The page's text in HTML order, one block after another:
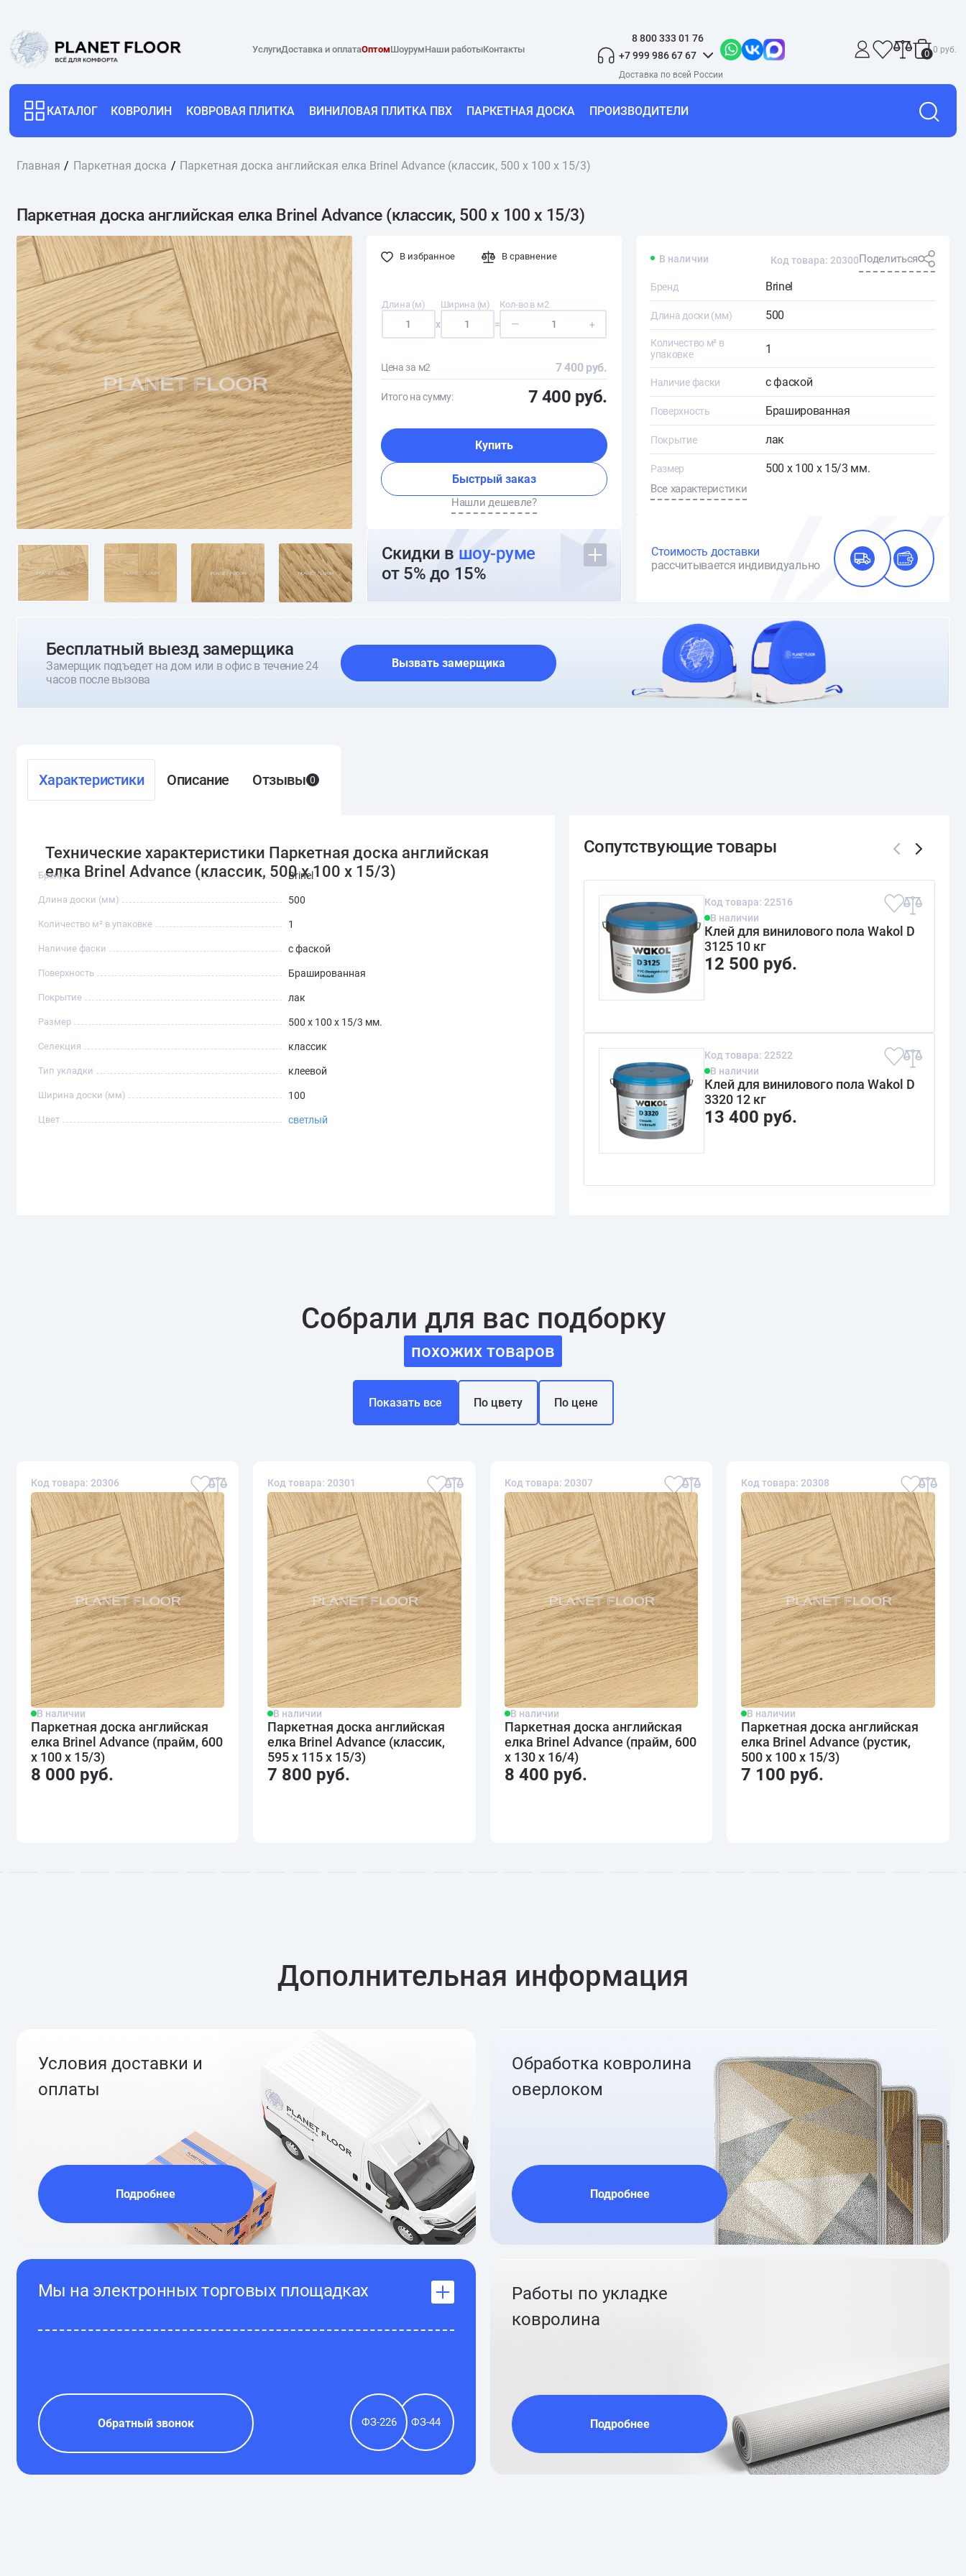
УслугиДоставка и оплатаОптомШоурумНаши работыКонтакты
8 800 333 01 76
+7 999 986 67 67
0 0 руб.
КАТАЛОГ КОВРОЛИН КОВРОВАЯ ПЛИТКА ВИНИЛОВАЯ ПЛИТКА ПВХ ПАРКЕТНАЯ ДОСКА ПРОИЗВОДИТЕЛИ
Главная Паркетная доска Паркетная доска английская елка Brinel Advance (классик, 500 х 100 х 15/3)
Паркетная доска английская елка Brinel Advance (классик, 500 х 100 х 15/3)
В избранное В сравнение
Длина (м)
x
Ширина (м)
=
Кол-во в м2
— +
Цена за м2 7 400 руб.
Итого на сумму: 7 400 руб.
Купить
Быстрый заказ
Нашли дешевле?
Скидки в шоу-руме
от 5% до 15%
В наличии Код товара: 20300Поделиться
Бренд Brinel
Длина доски (мм) 500
Количество м² в
упаковке
1
Наличие фаски с фаской
Поверхность Брашированная
Покрытие лак
Размер 500 х 100 х 15/3 мм.
Все характеристики
Стоимость доставки
рассчитывается индивидуально
О доставке и оплате
Бесплатный выезд замерщика
Замерщик подъедет на дом или в офис в течение 24
часов после вызова
Вызвать замерщика
Характеристики Описание Отзывы 0
Технические характеристики Паркетная доска английская
елка Brinel Advance (классик, 500 х 100 х 15/3)
Бренд Brinel
Длина доски (мм) 500
Количество м² в упаковке 1
Наличие фаски с фаской
Поверхность Брашированная
Покрытие лак
Размер 500 х 100 х 15/3 мм.
Селекция классик
Тип укладки клеевой
Ширина доски (мм) 100
Цвет светлый
Код товара: 22516
В наличии
Клей для винилового пола Wakol D
3125 10 кг
12 500 руб.
Код товара: 22522
В наличии
Клей для винилового пола Wakol D
3320 12 кг
13 400 руб.
Собрали для вас подборку
похожих товаров
Показать все По цвету По цене
Код товара: 20306
В наличии
Паркетная доска английская
елка Brinel Advance (прайм, 600
х 100 х 15/3)
8 000 руб.
Код товара: 20301
В наличии
Паркетная доска английская
елка Brinel Advance (классик,
595 х 115 х 15/3)
7 800 руб.
Код товара: 20307
В наличии
Паркетная доска английская
елка Brinel Advance (прайм, 600
х 130 х 16/4)
8 400 руб.
Код товара: 20308
В наличии
Паркетная доска английская
елка Brinel Advance (рустик,
500 х 100 х 15/3)
7 100 руб.
Дополнительная информация
Условия доставки и
оплаты
Подробнее
Обработка ковролина
оверлоком
Подробнее
Мы на электронных торговых площадках
Обратный звонок ФЗ-226 ФЗ-44
Работы по укладке
ковролина
Подробнее